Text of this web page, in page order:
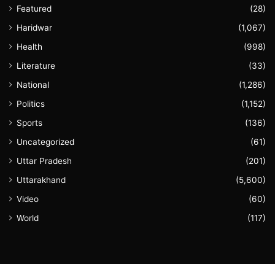
Featured
(28)
Haridwar
(1,067)
Health
(998)
Literature
(33)
National
(1,286)
Politics
(1,152)
Sports
(136)
Uncategorized
(61)
Uttar Pradesh
(201)
Uttarakhand
(5,600)
Video
(60)
World
(117)